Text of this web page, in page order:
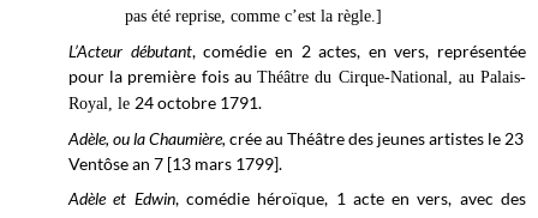
pas été reprise, comme c’est la règle.]
L’Acteur débutant, comédie en 2 actes, en vers, représentée
pour la première fois auThéâtre du Cirque-National, au Palais-
Royal, le 24 octobre 1791.
Adèle, ou la Chaumière, crée au Théâtre des jeunes artistes le 23
Ventôse an 7 [13 mars 1799].
Adèle et Edwin, comédie héroïque, 1 acte en vers, avec des